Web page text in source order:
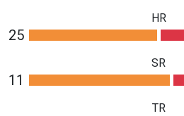
HR
25
SR
11
TR